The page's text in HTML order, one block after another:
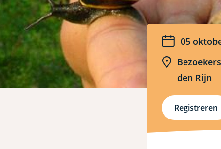
Alphen
aan
den
Rijn
Datum
05
Locatie
den Rijn
Registreren